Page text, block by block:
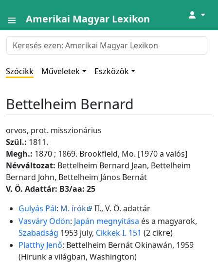
Amerikai Magyar Lexikon ↓
Szócikk Műveletek Eszközök
Bettelheim Bernard
orvos, prot. misszionárius
Szül.: 1811.
Megh.: 1870 ; 1869. Brookfield, Mo. [1970 a valós]
Névváltozat: Bettelheim Bernard Jean, Bettelheim
Bernard John, Bettelheim János Bernát
V. Ö. Adattár: B3/aa: 25
Gulyás Pál: M. írók
II., V. Ö. adattár
Vasváry Ödön: Japán megnyitása és a magyarok,
Szabadság 1953 july, Cikkek I. 151 (2 cikre)
Platthy Jenő: Bettelheim Bernát Okinawán, 1959
(Hirünk a világban, Washington)